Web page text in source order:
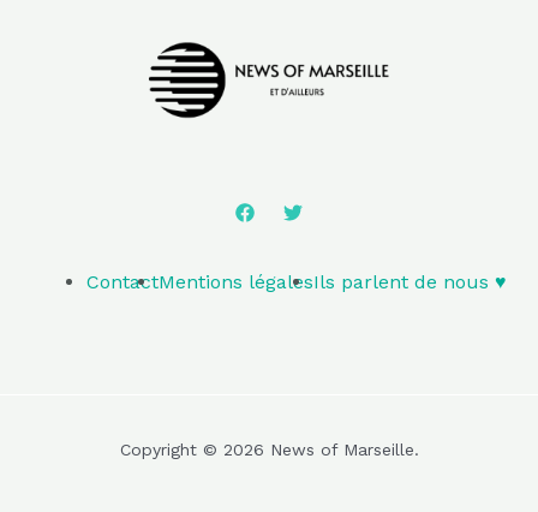
ContactMentions légalesIls parlent de nous ♥️
Copyright © 2026 News of Marseille.